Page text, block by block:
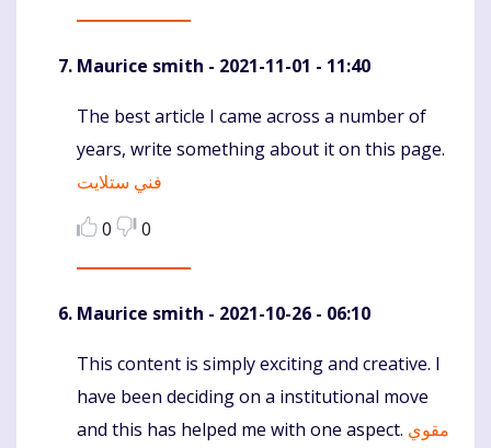
Maurice smith - 2021-11-01 - 11:40
Komentaras
The best article I came across a number of
years, write something about it on this page.
فني ستلايت
0
0
Maurice smith - 2021-10-26 - 06:10
Komentaras
This content is simply exciting and creative. I
have been deciding on a institutional move
and this has helped me with one aspect. مقوي